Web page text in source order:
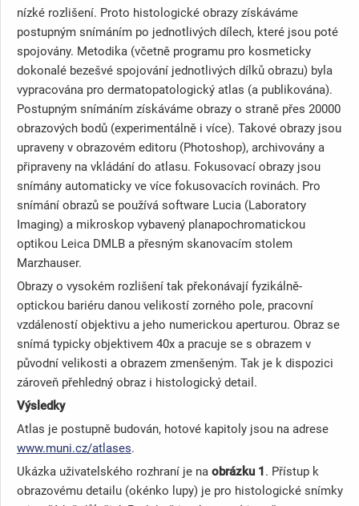
nízké rozlišení. Proto histologické obrazy získáváme
postupným snímáním po jednotlivých dílech, které jsou poté
spojovány. Metodika (včetně programu pro kosmeticky
dokonalé bezešvé spojování jednotlivých dílků obrazu) byla
vypracována pro dermatopatologický atlas (a publikována).
Postupným snímáním získáváme obrazy o straně přes 20000
obrazových bodů (experimentálně i více). Takové obrazy jsou
upraveny v obrazovém editoru (Photoshop), archivovány a
připraveny na vkládání do atlasu. Fokusovací obrazy jsou
snímány automaticky ve více fokusovacích rovinách. Pro
snímání obrazů se používá software Lucia (Laboratory
Imaging) a mikroskop vybavený planapochromatickou
optikou Leica DMLB a přesným skanovacím stolem
Marzhauser.
Obrazy o vysokém rozlišení tak překonávají fyzikálně-
optickou bariéru danou velikostí zorného pole, pracovní
vzdáleností objektivu a jeho numerickou aperturou. Obraz se
snímá typicky objektivem 40x a pracuje se s obrazem v
původní velikosti a obrazem zmenšeným. Tak je k dispozici
zároveň přehledný obraz i histologický detail.
Výsledky
Atlas je postupně budován, hotové kapitoly jsou na adrese
www.muni.cz/atlases.
Ukázka uživatelského rozhraní je na obrázku 1 . Přístup k
obrazovému detailu (okénko lupy) je pro histologické snímky